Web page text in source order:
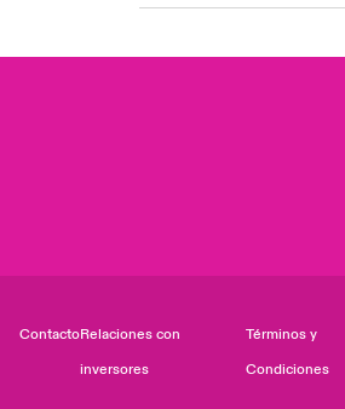
ContactoRelaciones con
inversores
Términos y
Condiciones